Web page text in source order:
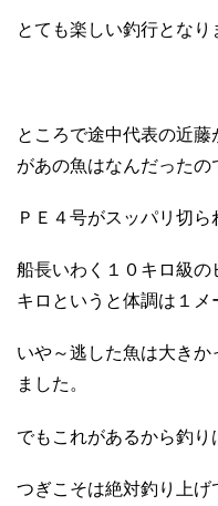
とても楽しい釣行となり
ところで途中代表の近
があの魚はなんだったの
ＰＥ４号がスッパリ切
船長いわく１０キロ級の
キロというと体調は１メ
いや～逃した魚は大き
ました。
でもこれがあるから釣
つぎこそは絶対釣り上げ